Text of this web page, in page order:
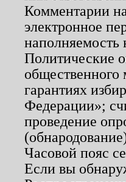
Комментарии
электронное
наполняемость
Политические
гарантиях
Федерации»;
проведение
Часовой пояс
Если вы